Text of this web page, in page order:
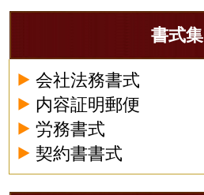
書式集
会社法務書式
内容証明郵便
労務書式
契約書書式